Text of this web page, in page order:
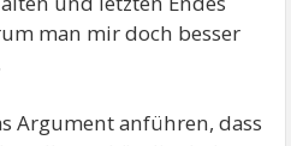
man mir doch besser
Argument anführen, dass